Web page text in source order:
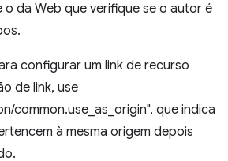
da Web que verifique se o autor é
configurar um link de recurso
de link, use
common.use_as_origin", que indica
à mesma origem depois